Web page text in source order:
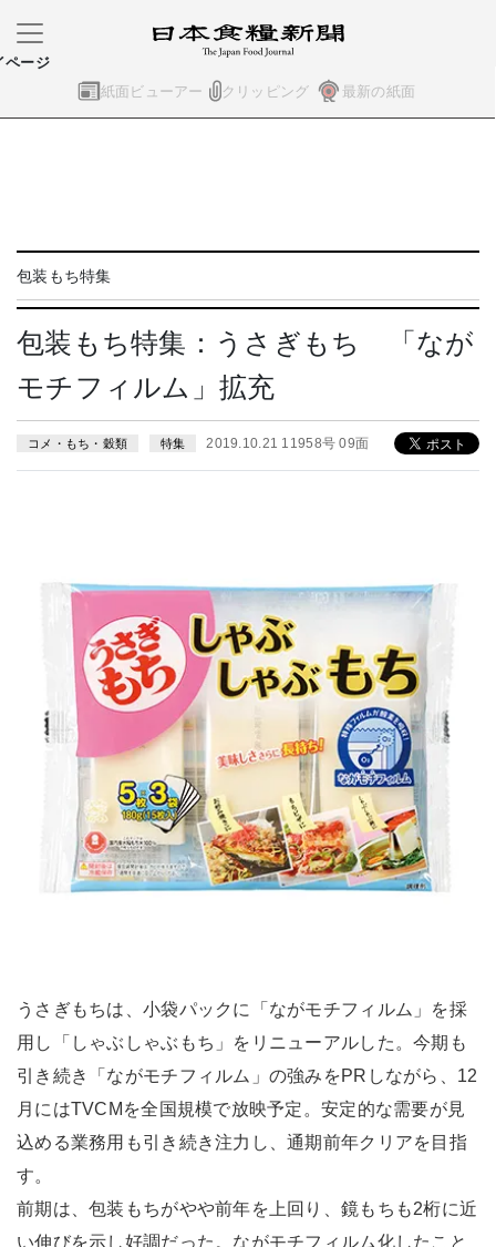
紙面ビューアー クリッピング 最新の紙面
ページ
包装もち特集
包装もち特集：うさぎもち 「なが
モチフィルム」拡充
コメ・もち・穀類 特集 2019.10.21 11958号 09面
うさぎもちは、小袋パックに「ながモチフィルム」を採
用し「しゃぶしゃぶもち」をリニューアルした。今期も
引き続き「ながモチフィルム」の強みをPRしながら、12
月にはTVCMを全国規模で放映予定。安定的な需要が見
込める業務用も引き続き注力し、通期前年クリアを目指
す。
前期は、包装もちがやや前年を上回り、鏡もちも2桁に近
い伸びを示し好調だった。ながモチフィルム化したこと